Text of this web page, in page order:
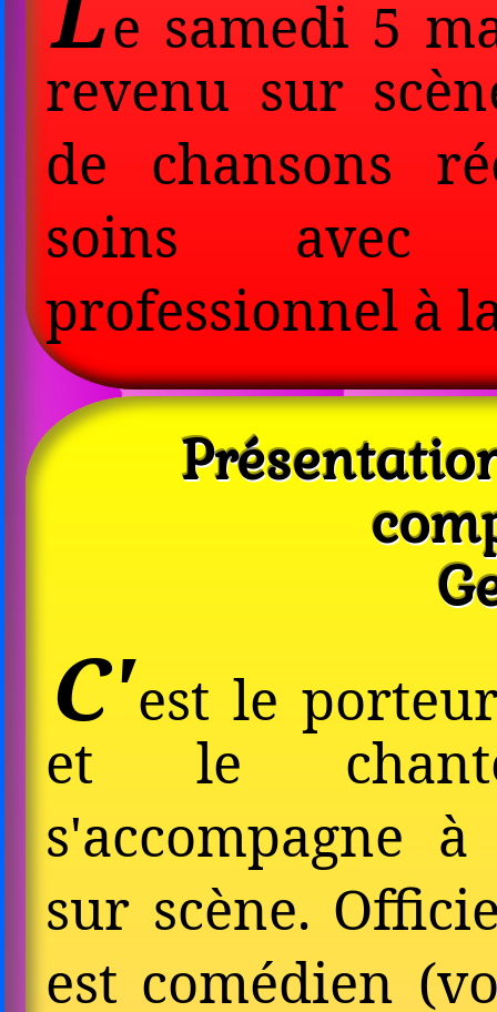
e samedi 5
revenu sur
de chansons
soins avec
professionnel à
C'est le
et le
s'accompagne
sur scène.
est comédien